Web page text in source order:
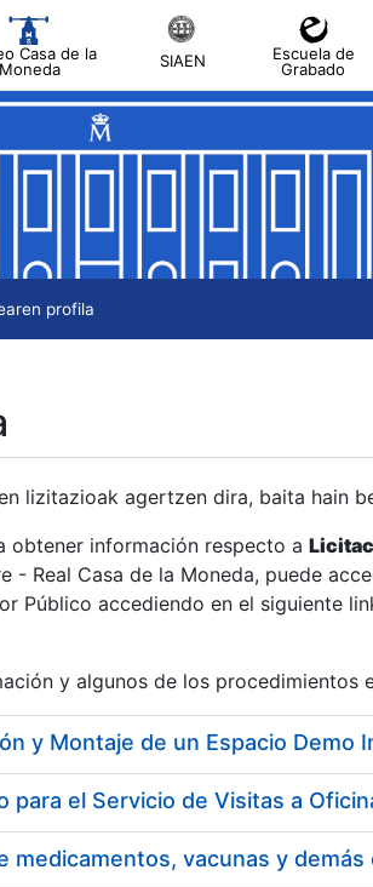
Casa de la
Moneda
SIAEN
Escuela de
Grabado
profila
lizitazioak agertzen dira, baita hain
información respecto a
- Real Casa de la Moneda, puede
Público accediendo en el siguiente
y algunos de los procedimientos
para el Servicio de Visitas a